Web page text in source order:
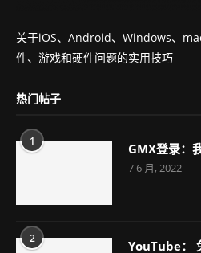
关于iOS、Android、Windows、
件、游戏和硬件问题的实用技巧
热门帖子
1 GMX登录：
7 6 月, 2022
2
YouTube：